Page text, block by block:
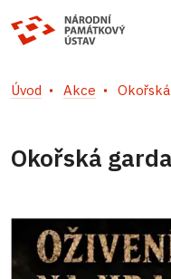
Úvod Akce
Okořská